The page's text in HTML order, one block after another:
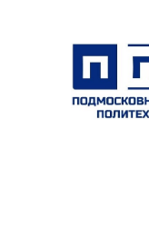
содержимому